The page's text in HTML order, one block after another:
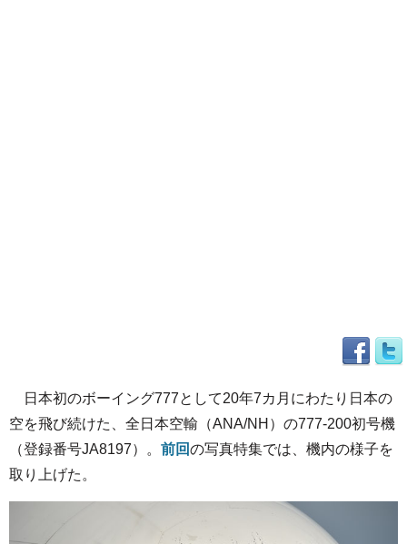
日本初のボーイング777として20年7カ月にわたり日本の
空を飛び続けた、全日本空輸（ANA/NH）の777-200初号機
（登録番号JA8197）。 前回の写真特集では、機内の様子を
取り上げた。